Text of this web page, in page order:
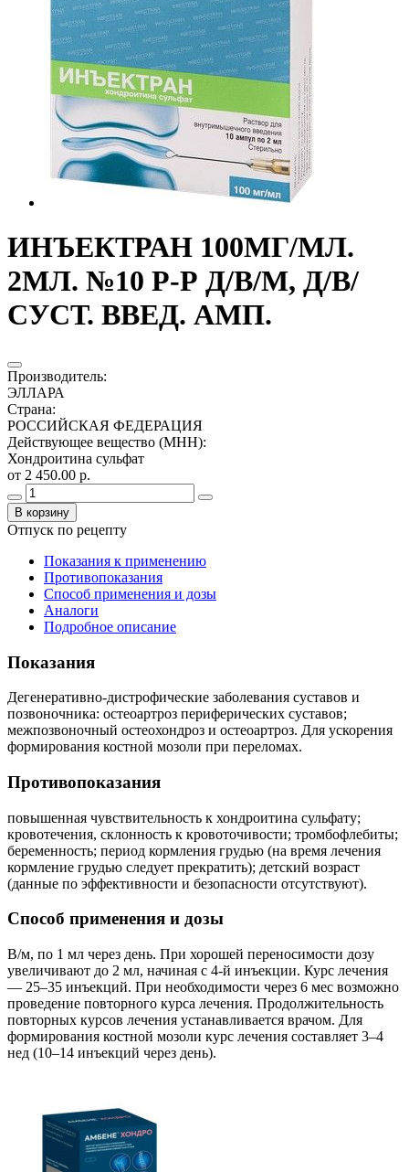
ИНЪЕКТРАН 100МГ/МЛ.
2МЛ. №10 Р-Р Д/В/М, Д/В/
СУСТ. ВВЕД. АМП.
Производитель:
ЭЛЛАРА
Страна:
РОССИЙСКАЯ ФЕДЕРАЦИЯ
Действующее вещество (МНН):
Хондроитина сульфат
от 2 450.00 р.
В корзину
Отпуск по рецепту
Показания к применению
Противопоказания
Способ применения и дозы
Аналоги
Подробное описание
Показания
Дегенеративно-дистрофические заболевания суставов и
позвоночника: остеоартроз периферических суставов;
межпозвоночный остеохондроз и остеоартроз. Для ускорения
формирования костной мозоли при переломах.
Противопоказания
повышенная чувствительность к хондроитина сульфату;
кровотечения, склонность к кровоточивости; тромбофлебиты;
беременность; период кормления грудью (на время лечения
кормление грудью следует прекратить); детский возраст
(данные по эффективности и безопасности отсутствуют).
Способ применения и дозы
В/м, по 1 мл через день. При хорошей переносимости дозу
увеличивают до 2 мл, начиная с 4-й инъекции. Курс лечения
— 25–35 инъекций. При необходимости через 6 мес возможно
проведение повторного курса лечения. Продолжительность
повторных курсов лечения устанавливается врачом. Для
формирования костной мозоли курс лечения составляет 3–4
нед (10–14 инъекций через день).